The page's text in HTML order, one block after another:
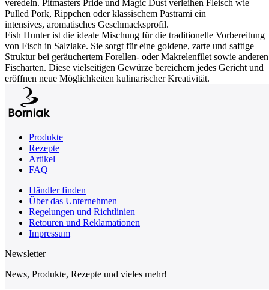
veredeln. Pitmasters Pride und Magic Dust verleihen Fleisch wie
Pulled Pork, Rippchen oder klassischem Pastrami ein
intensives, aromatisches Geschmacksprofil.
Fish Hunter ist die ideale Mischung für die traditionelle Vorbereitung
von Fisch in Salzlake. Sie sorgt für eine goldene, zarte und saftige
Struktur bei geräuchertem Forellen- oder Makrelenfilet sowie anderen
Fischarten. Diese vielseitigen Gewürze bereichern jedes Gericht und
eröffnen neue Möglichkeiten kulinarischer Kreativität.
Produkte
Rezepte
Artikel
FAQ
Händler finden
Über das Unternehmen
Regelungen und Richtlinien
Retouren und Reklamationen
Impressum
Newsletter
News, Produkte, Rezepte und vieles mehr!